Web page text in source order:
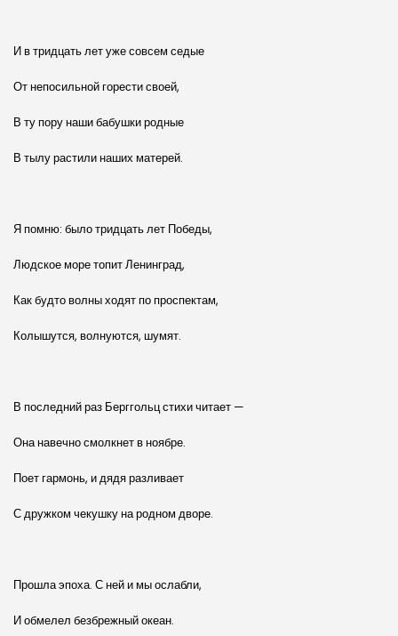
И в тридцать лет уже совсем седые
От непосильной горести своей,
В ту пору наши бабушки родные
В тылу растили наших матерей.
Я помню: было тридцать лет Победы,
Людское море топит Ленинград,
Как будто волны ходят по проспектам,
Колышутся, волнуются, шумят.
В последний раз Берггольц стихи читает —
Она навечно смолкнет в ноябре.
Поет гармонь, и дядя разливает
С дружком чекушку на родном дворе.
Прошла эпоха. С ней и мы ослабли,
И обмелел безбрежный океан.